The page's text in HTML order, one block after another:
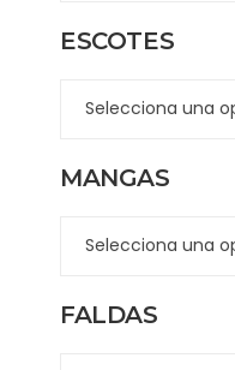
ESCOTES
MANGAS
FALDAS